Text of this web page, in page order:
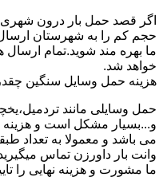
اگر قصد حمل بار درون شهری
حجم کم را به شهرستان ارسال
ما بهره مند شوید.تمام ارسال
خواهد شد.
هزینه حمل وسایل سنگین
حمل وسایلی مانند
و...بسیار مشکل است و
می باشد و معمولا به تعداد
وانت بار داورزن تماس
ما مشورت و هزینه نهایی را